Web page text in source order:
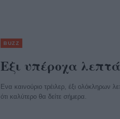
BUZZ
Εξι υπέροχα
Ενα καινούριο τρέιλερ, έξι ολόκληρων
ότι καλύτερο θα δείτε σήμερα.